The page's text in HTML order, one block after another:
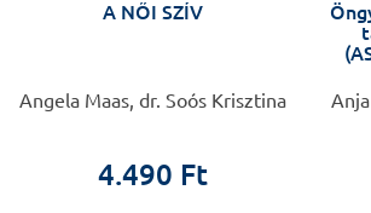
A NŐI SZÍV
Angela Maas, dr. Soós Krisztina
4.490 Ft